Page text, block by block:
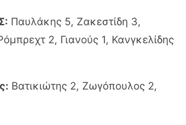
Παυλάκης 5, Ζακεστίδη 3,
2, Γιανούς 1, Κανγκελίδης
Βατικιώτης 2, Ζωγόπουλος 2,